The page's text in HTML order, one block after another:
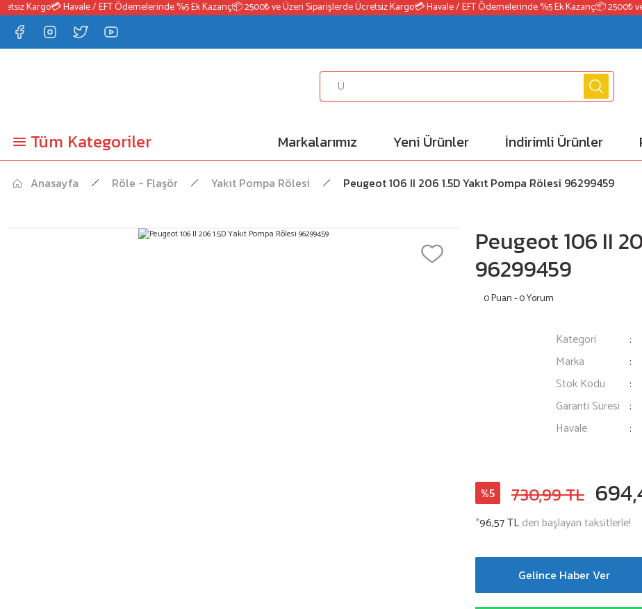
Kargo💳 Havale / EFT Ödemelerinde %5 Ek Kazanç📦 2500₺ ve Üzeri Siparişlerde Ücretsiz Kargo💳 Havale / EFT Ödemelerinde %5 Ek Kazanç📦 2500₺ ve
Tüm Kategoriler Markalarımız Yeni Ürünler İndirimli Ürünler
Anasayfa Röle - Flaşör Yakıt Pompa Rölesi Peugeot 106 II 206 1.5D Yakıt Pompa Rölesi 96299459
Peugeot 106 II
96299459
0 Puan - 0 Yorum
Kategori
Marka
Stok Kodu
Garanti Süresi
Havale
%5 730,99 TL
*96,57 TLden başlayan taksitlerle!
Gelince Haber Ver